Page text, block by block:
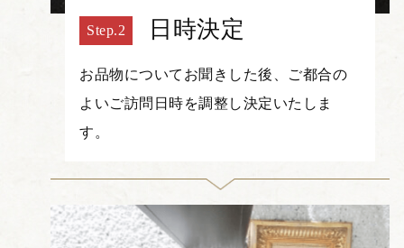
日時決定
お品物についてお聞きした後、ご都合の
よいご訪問日時を調整し決定いたしま
す。